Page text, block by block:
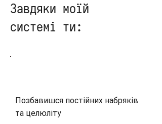
Завдяки моїй
системі ти:
Позбавишся постійних набряків
та целюліту